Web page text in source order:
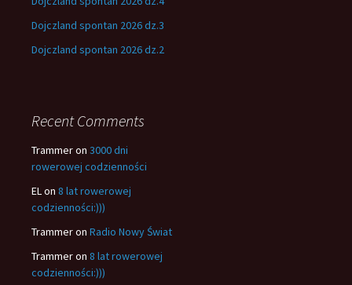
Dojczland spontan 2026 dz.3
Dojczland spontan 2026 dz.2
Recent Comments
Trammeron 3000 dni
rowerowej codzienności
ELon 8 lat rowerowej
codzienności:)))
Trammeron Radio Nowy Świat
Trammeron 8 lat rowerowej
codzienności:)))